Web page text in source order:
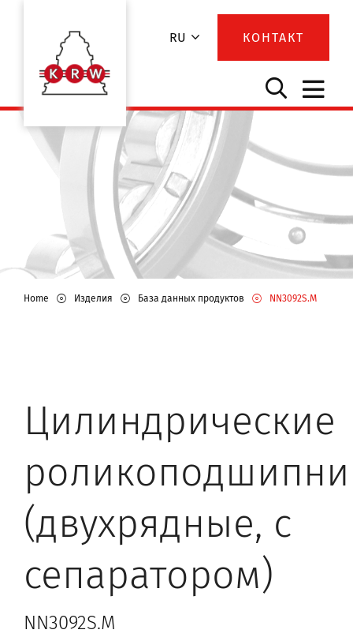
RU КОНТАКТ
Home Изделия База данных продуктов NN3092S.M
Цилиндрические
(двухрядные, с
сепаратором)
NN3092S.M